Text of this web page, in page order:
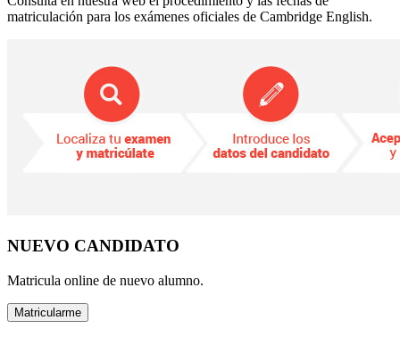
matriculación para los exámenes oficiales de Cambridge English.
NUEVO CANDIDATO
Matricula online de nuevo alumno.
Matricularme